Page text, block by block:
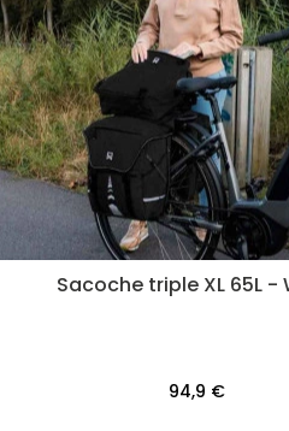
Sacoche triple XL 65L -
94,9 €